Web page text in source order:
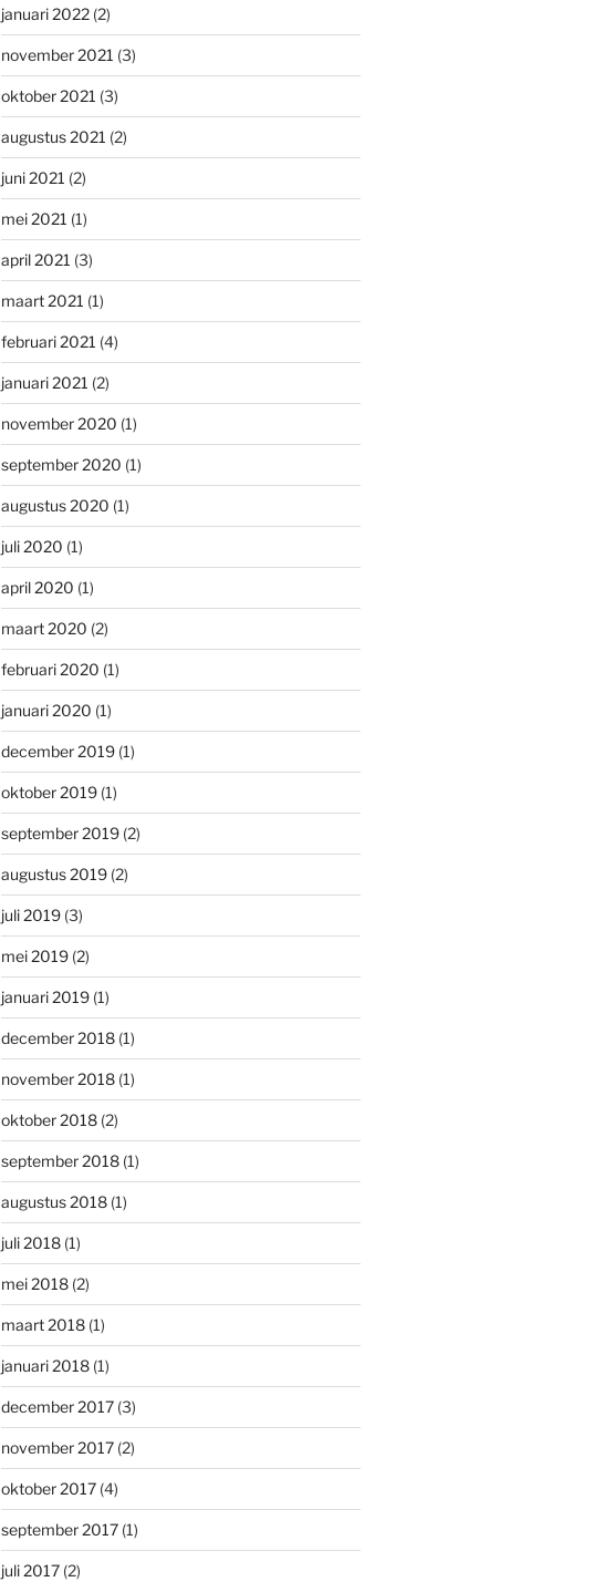
januari 2022(2)
november 2021 (3)
oktober 2021 (3)
augustus 2021 (2)
juni 2021 (2)
mei 2021 (1)
april 2021 (3)
maart 2021 (1)
februari 2021 (4)
januari 2021 (2)
november 2020 (1)
september 2020 (1)
augustus 2020 (1)
juli 2020 (1)
april 2020 (1)
maart 2020 (2)
februari 2020 (1)
januari 2020 (1)
december 2019(1)
oktober 2019(1)
september 2019(2)
augustus 2019(2)
juli 2019(3)
mei 2019(2)
januari 2019(1)
december 2018(1)
november 2018(1)
oktober 2018(2)
september 2018(1)
augustus 2018(1)
juli 2018(1)
mei 2018(2)
maart 2018(1)
januari 2018(1)
december 2017(3)
november 2017(2)
oktober 2017(4)
september 2017(1)
juli 2017(2)